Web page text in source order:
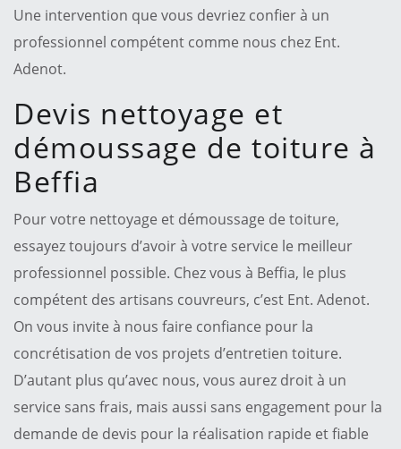
Une intervention que vous devriez confier à un
professionnel compétent comme nous chez Ent.
Adenot.
Devis nettoyage et
démoussage de toiture à
Beffia
Pour votre nettoyage et démoussage de toiture,
essayez toujours d’avoir à votre service le meilleur
professionnel possible. Chez vous à Beffia, le plus
compétent des artisans couvreurs, c’est Ent. Adenot.
On vous invite à nous faire confiance pour la
concrétisation de vos projets d’entretien toiture.
D’autant plus qu’avec nous, vous aurez droit à un
service sans frais, mais aussi sans engagement pour la
demande de devis pour la réalisation rapide et fiable